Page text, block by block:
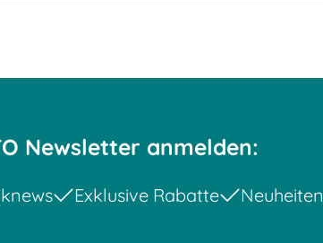
Newsletter anmelden:
Exklusive Rabatte Neuheiten